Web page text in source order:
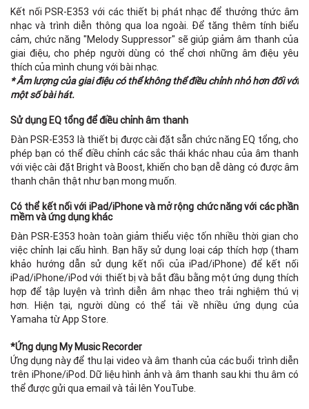
Kết nối PSR-E353 với các thiết bị phát nhạc để thưởng thức âm
nhạc và trình diễn thông qua loa ngoài. Để tăng thêm tính biểu
cảm, chức năng "Melody Suppressor" sẽ giúp giảm âm thanh của
giai điệu, cho phép người dùng có thể chơi những âm điệu yêu
thích của mình chung với bài nhạc.
* Âm lượng của giai điệu có thể không thể điều chỉnh nhỏ hơn đối với
một số bài hát.
Sử dụng EQ tổng để điều chỉnh âm thanh
Đàn PSR-E353 là thiết bị được cài đặt sẵn chức năng EQ tổng, cho
phép bạn có thể điều chỉnh các sắc thái khác nhau của âm thanh
với việc cài đặt Bright và Boost, khiến cho bạn dễ dàng có được âm
thanh chân thật như bạn mong muốn.
Có thể kết nối với iPad/iPhone và mở rộng chức năng với các phần
mềm và ứng dụng khác
Đàn PSR-E353 hoàn toàn giảm thiểu việc tốn nhiều thời gian cho
việc chỉnh lại cấu hình. Bạn hãy sử dụng loại cáp thích hợp (tham
khảo hướng dẫn sử dụng kết nối của iPad/iPhone) để kết nối
iPad/iPhone/iPod với thiết bị và bắt đầu bằng một ứng dụng thích
hợp để tập luyện và trình diễn âm nhạc theo trải nghiệm thú vị
hơn. Hiện tại, người dùng có thể tải về nhiều ứng dụng của
Yamaha từ App Store.
*Ứng dụng My Music Recorder
Ứng dụng này để thu lại video và âm thanh của các buổi trình diễn
trên iPhone/iPod. Dữ liệu hình ảnh và âm thanh sau khi thu âm có
thể được gửi qua email và tải lên YouTube.